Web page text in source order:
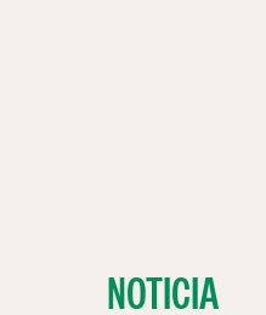
NOTICIA